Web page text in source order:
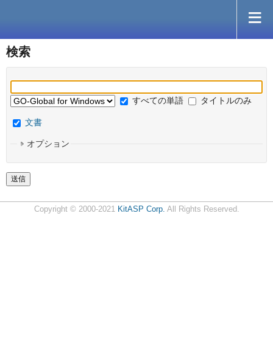
検索
すべての単語 タイトルのみ
文書
オプション
Copyright © 2000-2021 KitASP Corp. All Rights Reserved.